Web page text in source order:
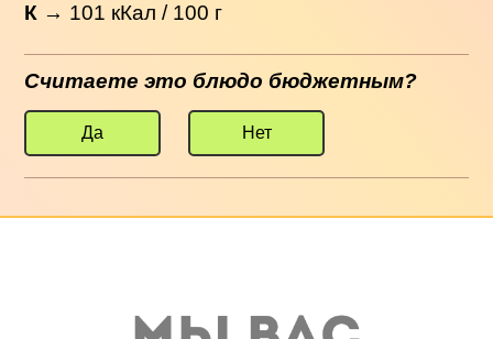
К → 101 кКал / 100 г
Считаете это блюдо бюджетным?
Да Нет